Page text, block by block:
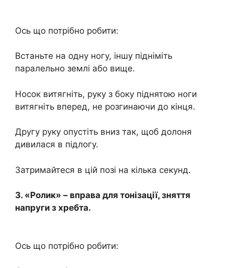
Ось що потрібно робити:
Встаньте на одну ногу, іншу підніміть
паралельно землі або вище.
Носок витягніть, руку з боку піднятою ноги
витягніть вперед, не розгинаючи до кінця.
Другу руку опустіть вниз так, щоб долоня
дивилася в підлогу.
Затримайтеся в цій позі на кілька секунд.
3. «Ролик» – вправа для тонізації, зняття
напруги з хребта.
Ось що потрібно робити: